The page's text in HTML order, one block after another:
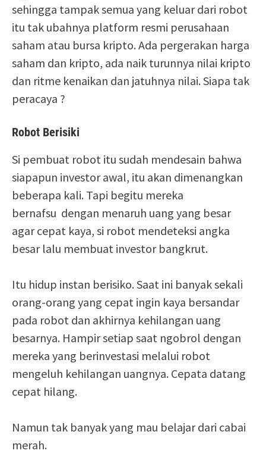
sehingga tampak semua yang keluar dari robot
itu tak ubahnya platform resmi perusahaan
saham atau bursa kripto. Ada pergerakan harga
saham dan kripto, ada naik turunnya nilai kripto
dan ritme kenaikan dan jatuhnya nilai. Siapa tak
peracaya ?
Robot Berisiki
Si pembuat robot itu sudah mendesain bahwa
siapapun investor awal, itu akan dimenangkan
beberapa kali. Tapi begitu mereka
bernafsu dengan menaruh uang yang besar
agar cepat kaya, si robot mendeteksi angka
besar lalu membuat investor bangkrut.
Itu hidup instan berisiko. Saat ini banyak sekali
orang-orang yang cepat ingin kaya bersandar
pada robot dan akhirnya kehilangan uang
besarnya. Hampir setiap saat ngobrol dengan
mereka yang berinvestasi melalui robot
mengeluh kehilangan uangnya. Cepata datang
cepat hilang.
Namun tak banyak yang mau belajar dari cabai
merah.